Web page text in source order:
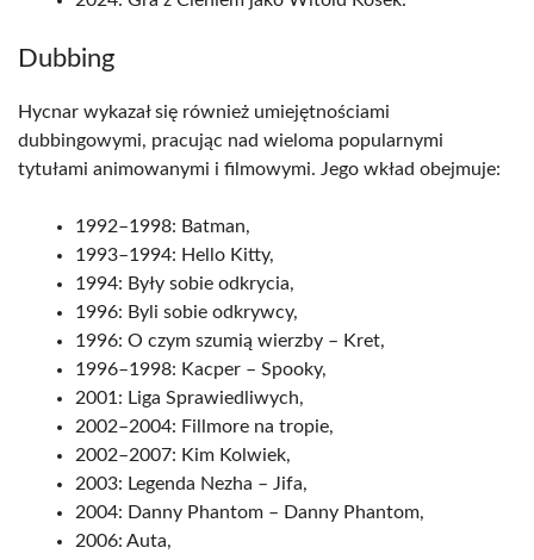
Dubbing
Hycnar wykazał się również umiejętnościami
dubbingowymi, pracując nad wieloma popularnymi
tytułami animowanymi i filmowymi. Jego wkład obejmuje:
1992–1998: Batman,
1993–1994: Hello Kitty,
1994: Były sobie odkrycia,
1996: Byli sobie odkrywcy,
1996: O czym szumią wierzby – Kret,
1996–1998: Kacper – Spooky,
2001: Liga Sprawiedliwych,
2002–2004: Fillmore na tropie,
2002–2007: Kim Kolwiek,
2003: Legenda Nezha – Jifa,
2004: Danny Phantom – Danny Phantom,
2006: Auta,